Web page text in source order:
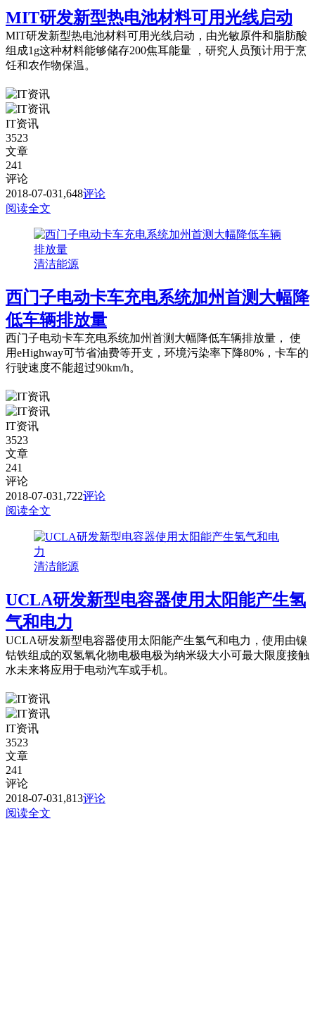
MIT研发新型热电池材料可用光线启动
MIT研发新型热电池材料可用光线启动，由光敏原件和脂肪酸
组成1g这种材料能够储存200焦耳能量 ，研究人员预计用于烹
饪和农作物保温。
IT资讯
3523
文章
241
评论
2018-07-031,648评论
阅读全文
清洁能源
西门子电动卡车充电系统加州首测大幅降
低车辆排放量
西门子电动卡车充电系统加州首测大幅降低车辆排放量， 使
用eHighway可节省油费等开支，环境污染率下降80%，卡车的
行驶速度不能超过90km/h。
IT资讯
3523
文章
241
评论
2018-07-031,722评论
阅读全文
清洁能源
UCLA研发新型电容器使用太阳能产生氢
气和电力
UCLA研发新型电容器使用太阳能产生氢气和电力，使用由镍
钴铁组成的双氢氧化物电极电极为纳米级大小可最大限度接触
水未来将应用于电动汽车或手机。
IT资讯
3523
文章
241
评论
2018-07-031,813评论
阅读全文